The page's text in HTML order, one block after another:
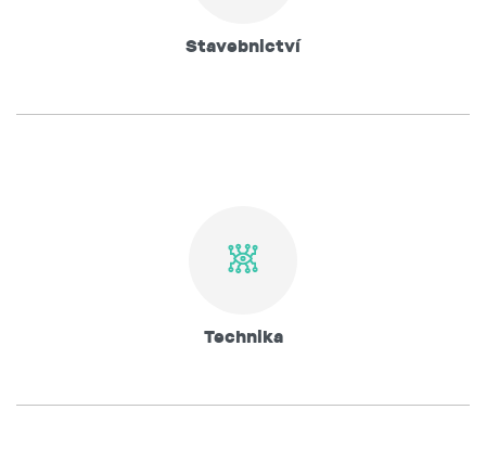
Stavebnictví
Technika